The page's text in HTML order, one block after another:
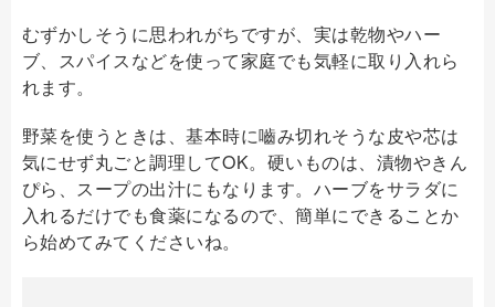
むずかしそうに思われがちですが、実は乾物やハー
ブ、スパイスなどを使って家庭でも気軽に取り入れら
れます。
野菜を使うときは、基本時に嚙み切れそうな皮や芯は
気にせず丸ごと調理してOK。硬いものは、漬物やきん
ぴら、スープの出汁にもなります。ハーブをサラダに
入れるだけでも食薬になるので、簡単にできることか
ら始めてみてくださいね。